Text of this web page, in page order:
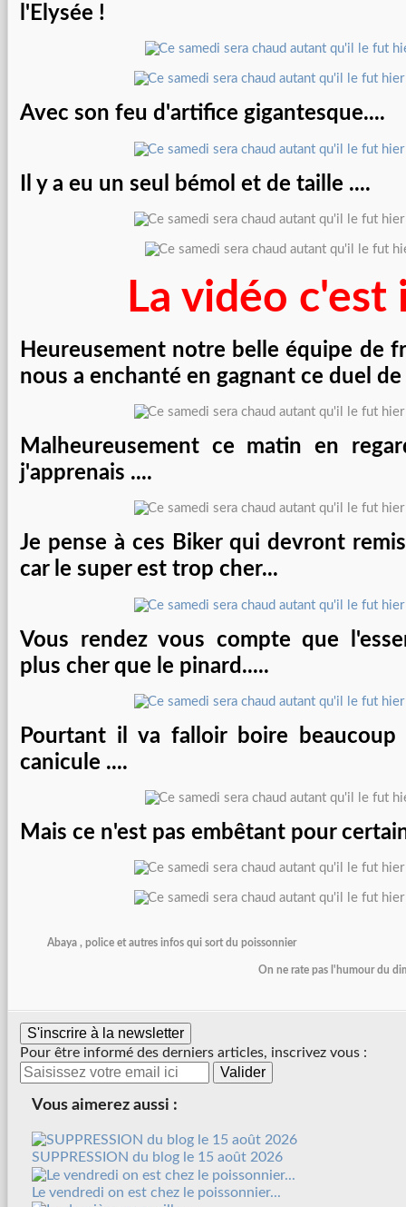
l'Elysée !
Avec son feu d'artifice gigantesque....
Il y a eu un seul bémol et de taille ....
La vidéo c'est
Heureusement notre belle équipe de
nous a enchanté en gagnant ce duel
Malheureusement ce matin en
j'apprenais ....
Je pense à ces Biker qui devront
car le super est trop cher...
Vous rendez vous compte que
plus cher que le pinard.....
Pourtant il va falloir boire beaucoup
canicule ....
Mais ce n'est pas embêtant pour
Abaya , police et autres infos qui sort du poissonnier
On ne rate pas l'humour du
S'inscrire à la newsletter
Pour être informé des derniers articles, inscrivez vous :
Vous aimerez aussi :
SUPPRESSION du blog le 15 août 2026
Le vendredi on est chez le poissonnier...